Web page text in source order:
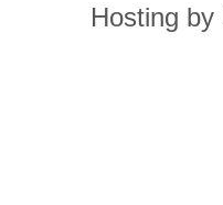
Hosting by